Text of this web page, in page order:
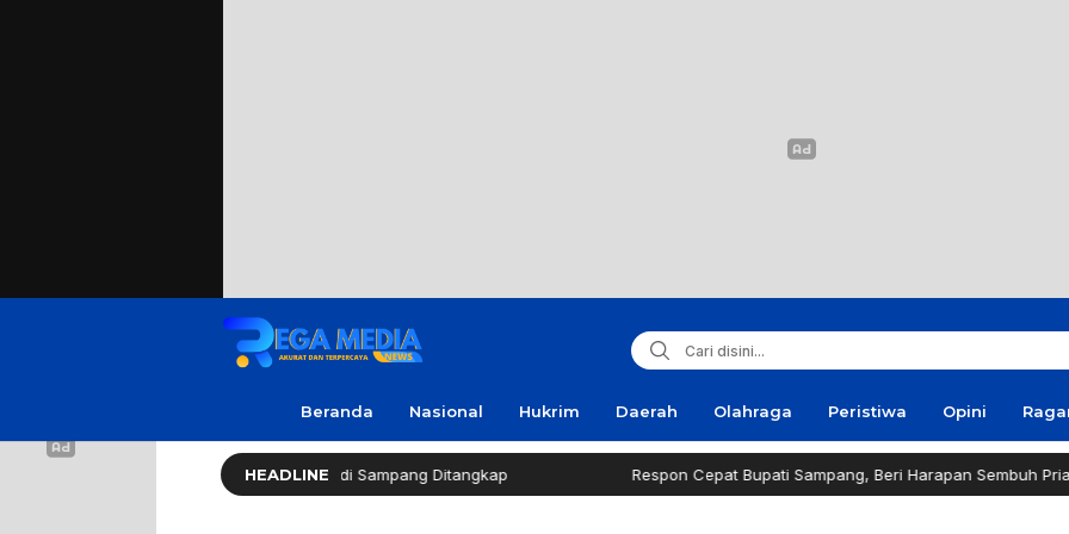
Beranda Nasional Hukrim Daerah Olahraga Peristiwa Opini
HEADLINE
Warga Soal Utang, 3 Pria di Sampang Ditangkap Respon Cepat Bupati Sampang, Beri Harapan Sembuh Pria Penderita